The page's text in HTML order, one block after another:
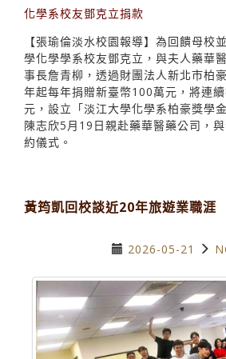
化學系校友鄧克立捐款
【張瑜倫淡水校園報導】為回饋母校
學化學學系校友鄧克立，與夫人藥華
事長詹青柳，透過財團法人新北市柏
年起每年捐贈新臺幣100萬元，將連
元，設立「淡江大學化學系柏豪獎學
陳志欣5月19日親赴藥華醫藥公司，
約儀式。
黃筠凱回校談近20年旅遊業職涯
2026-05-21